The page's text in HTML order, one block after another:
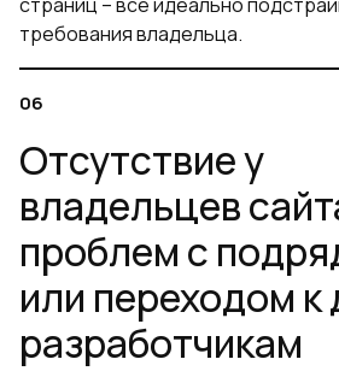
требования владельца.
Отсутствие у
владельцев
проблем с
или переходом к
разработчикам